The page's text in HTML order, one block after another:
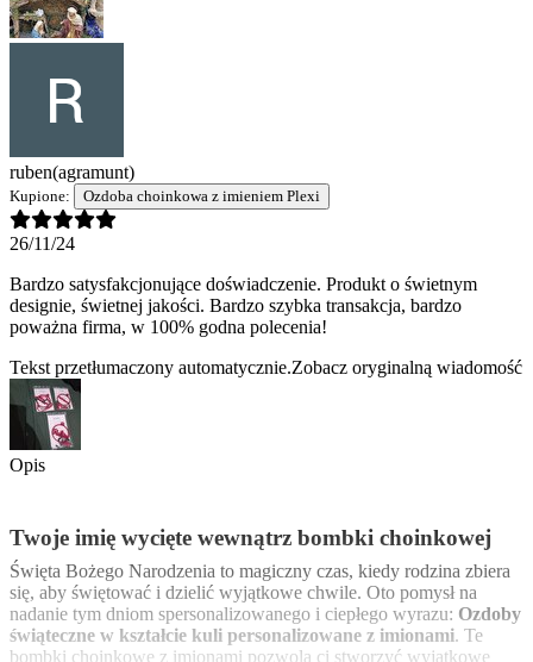
ruben(agramunt)
Kupione: Ozdoba choinkowa z imieniem Plexi
26/11/24
Bardzo satysfakcjonujące doświadczenie. Produkt o świetnym
designie, świetnej jakości. Bardzo szybka transakcja, bardzo
poważna firma, w 100% godna polecenia!
Tekst przetłumaczony automatycznie.Zobacz oryginalną wiadomość
Opis
Twoje imię wycięte wewnątrz bombki choinkowej
Święta Bożego Narodzenia to magiczny czas, kiedy rodzina zbiera
się, aby świętować i dzielić wyjątkowe chwile. Oto pomysł na
nadanie tym dniom spersonalizowanego i ciepłego wyrazu: Ozdoby
świąteczne w kształcie kuli personalizowane z imionami. Te
bombki choinkowe z imionami pozwolą ci stworzyć wyjątkowe